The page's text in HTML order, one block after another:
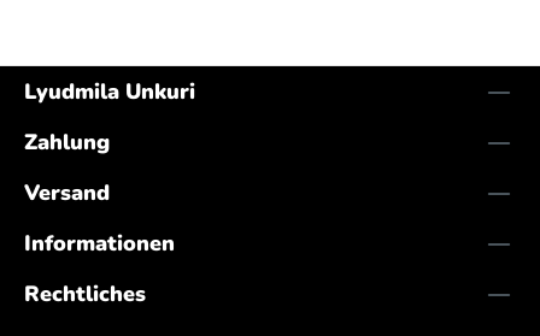
Lyudmila Unkuri
Zahlung
Versand
Informationen
Rechtliches